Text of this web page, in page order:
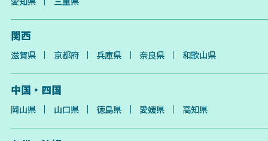
関西
滋賀県 京都府 兵庫県 奈良県 和歌山県
中国・四国
岡山県 山口県 徳島県 愛媛県 高知県